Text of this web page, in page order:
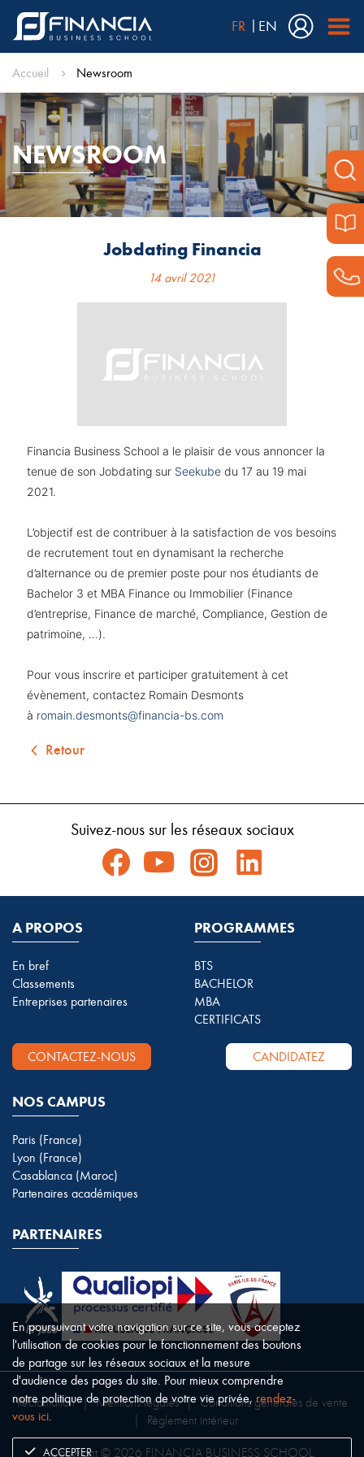
FR EN
Accueil Newsroom
NEWSROOM
Jobdating Financia
14 avril 2021
Financia Business School a le plaisir de vous annoncer la
tenue de son Jobdating sur Seekube du 17 au 19 mai
2021.
L’objectif est de contribuer à la satisfaction de vos besoins
de recrutement tout en dynamisant la recherche
d’alternance ou de premier poste pour nos étudiants de
Bachelor 3 et MBA Finance ou Immobilier (Finance
d’entreprise, Finance de marché, Compliance, Gestion de
patrimoine, …).
Pour vous inscrire et participer gratuitement à cet
évènement, contactez Romain Desmonts
à romain.desmonts@financia-bs.com
Retour
Suivez-nous sur les réseaux sociaux
A PROPOS
En bref
Classements
Entreprises partenaires
PROGRAMMES
BTS
BACHELOR
MBA
CERTIFICATS
CONTACTEZ-NOUS CANDIDATEZ
NOS CAMPUS
Paris (France)
Lyon (France)
Casablanca (Maroc)
Partenaires académiques
PARTENAIRES
Copyright © 2026 FINANCIA BUSINESS SCHOOL.
Réclamation | Mentions légales | Conditions générales de vente
Règlement intérieur
En poursuivant votre navigation sur ce site, vous acceptez
l'utilisation de cookies pour le fonctionnement des boutons
de partage sur les réseaux sociaux et la mesure
d'audience des pages du site. Pour mieux comprendre
notre politique de protection de votre vie privée,rendez-
vous ici.
ACCEPTER